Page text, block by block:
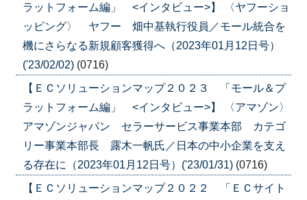
ラットフォーム編」 <インタビュー>】 〈ヤフーショ
ッピング〉 ヤフー 畑中基執行役員／モール統合を
機にさらなる新規顧客獲得へ（2023年01月12日号）
('23/02/02) (0716)
【ＥＣソリューションマップ２０２３ 「モール＆プ
ラットフォーム編」 <インタビュー>】 〈アマゾン〉
アマゾンジャパン セラーサービス事業本部 カテゴ
リー事業本部長 露木一帆氏／日本の中小企業を支え
る存在に（2023年01月12日号）('23/01/31) (0716)
【ＥＣソリューションマップ２０２２ 「ＥＣサイト